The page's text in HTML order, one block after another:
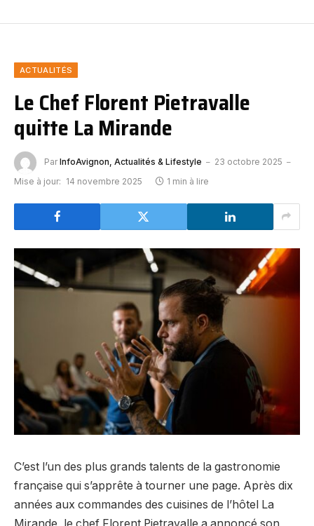
ACTUALITÉS
Le Chef Florent Pietravalle
quitte La Mirande
Par InfoAvignon, Actualités & Lifestyle
23 octobre 2025
Mise à jour: 14 novembre 2025 1 min à lire
C’est l’un des plus grands talents de la gastronomie
française qui s’apprête à tourner une page. Après dix
années aux commandes des cuisines de l’hôtel La